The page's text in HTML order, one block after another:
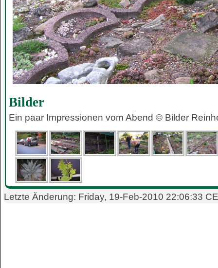
Bilder
Ein paar Impressionen vom Abend © Bilder
Letzte Änderung: Friday, 19-Feb-2010 22:06:33